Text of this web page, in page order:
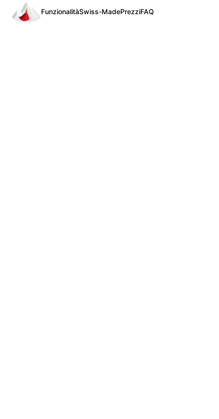
FunzionalitàSwiss-MadePrezziFAQ